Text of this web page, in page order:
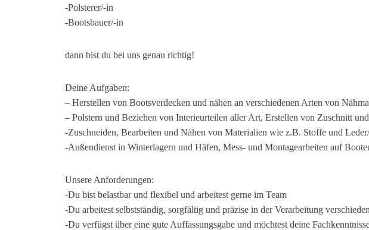
-Polsterer/-in
-Bootsbauer/-in
dann bist du bei uns genau richtig!
Deine Aufgaben:
– Herstellen von Bootsverdecken und nähen an verschiedenen Arten von
– Polstern und Beziehen von Interieurteilen aller Art, Erstellen von Zuschnitt
-Zuschneiden, Bearbeiten und Nähen von Materialien wie z.B. Stoffe und
-Außendienst in Winterlagern und Häfen, Mess- und Montagearbeiten auf
Unsere Anforderungen:
-Du bist belastbar und flexibel und arbeitest gerne im Team
-Du arbeitest selbstständig, sorgfältig und präzise in der Verarbeitung
-Du verfügst über eine gute Auffassungsgabe und möchtest deine